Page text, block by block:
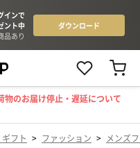
物のお届け停止・遅延について
フト > ファッション > メンズ